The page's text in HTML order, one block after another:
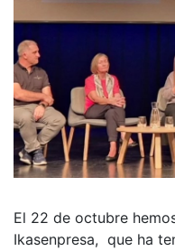
El 22 de octubre
Ikasenpresa, que ha